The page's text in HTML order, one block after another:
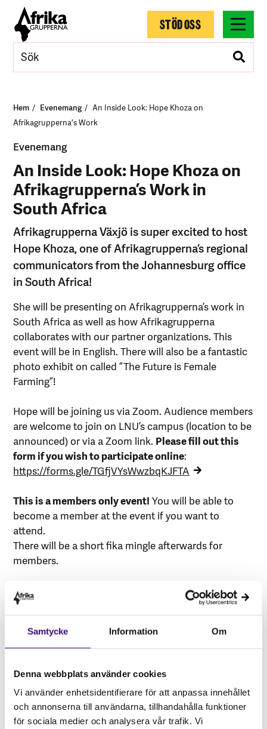
Samtycke Information Om
Denna webbplats använder cookies
Vi använder enhetsidentifierare för att anpassa innehållet
och annonserna till användarna, tillhandahålla funktioner
för sociala medier och analysera vår trafik. Vi
STÖD OSS
Hem Evenemang
An Inside Look: Hope Khoza on
Afrikagrupperna's Work
Evenemang
An Inside Look: Hope Khoza on
Afrikagrupperna’s Work in
South Africa
Afrikagrupperna Växjö is super excited to host
Hope Khoza, one of Afrikagrupperna’s regional
communicators from the Johannesburg office
in South Africa!
She will be presenting on Afrikagrupperna’s work in
South Africa as well as how Afrikagrupperna
collaborates with our partner organizations. This
event will be in English. There will also be a fantastic
photo exhibit on called ”The Future is Female
Farming”!
Hope will be joining us via Zoom. Audience members
are welcome to join on LNU’s campus (location to be
announced) or via a Zoom link. Please fill out this
form if you wish to participate online:
https://forms.gle/TGfjVYsWwzbqKJFTA
This is a members only event! You will be able to
become a member at the event if you want to
attend.
There will be a short fika mingle afterwards for
members.